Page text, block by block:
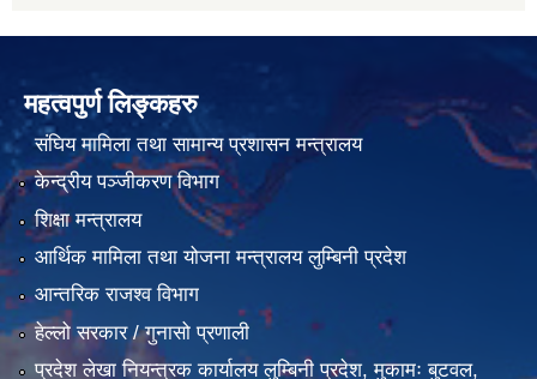
महत्वपुर्ण लिङ्कहरु
संघिय मामिला तथा सामान्य प्रशासन मन्त्रालय
केन्द्रीय पञ्जीकरण विभाग
शिक्षा मन्त्रालय
आर्थिक मामिला तथा योजना मन्त्रालय लुम्बिनी प्रदेश
आन्तरिक राजश्व विभाग
हेल्लो सरकार / गुनासो प्रणाली
प्रदेश लेखा नियन्त्रक कार्यालय लुम्बिनी प्रदेश, मुकामः बुटवल,